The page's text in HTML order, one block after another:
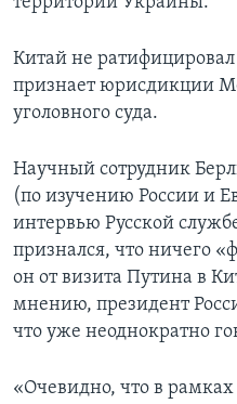
Китай не
признает юрисдикции
уголовного суда.
Научный сотрудник
(по изучению России и
интервью Русской
признался, что ничего
он от визита Путина в
мнению, президент
что уже неоднократно
«Очевидно, что в